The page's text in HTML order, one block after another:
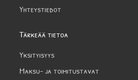
Yhteystiedot
Tärkeää tietoa
Yksityisyys
Maksu- ja toimitustavat